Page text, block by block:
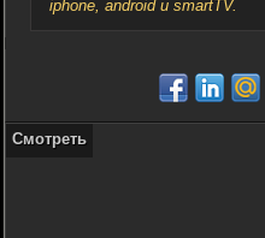
iphone, android и smartTV.
Смотреть